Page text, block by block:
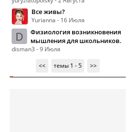
Все живы?
Yurianna - 16 Июля
D
Физиология возникновения
мышления для школьников.
disman3 - 9 Июля
<<
темы 1 - 5 >>